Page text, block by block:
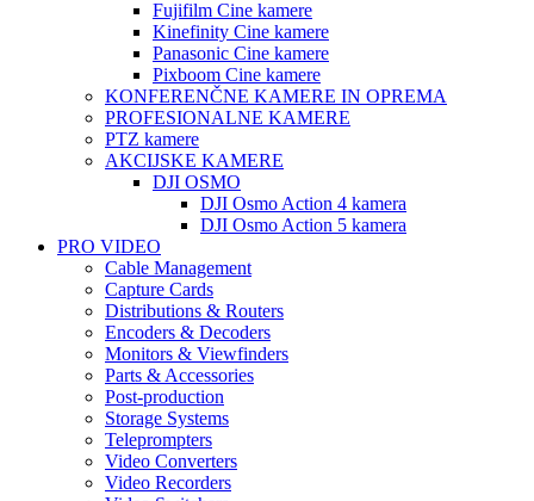
Fujifilm Cine kamere
Kinefinity Cine kamere
Panasonic Cine kamere
Pixboom Cine kamere
KONFERENČNE KAMERE IN OPREMA
PROFESIONALNE KAMERE
PTZ kamere
AKCIJSKE KAMERE
DJI OSMO
DJI Osmo Action 4 kamera
DJI Osmo Action 5 kamera
PRO VIDEO
Cable Management
Capture Cards
Distributions & Routers
Encoders & Decoders
Monitors & Viewfinders
Parts & Accessories
Post-production
Storage Systems
Teleprompters
Video Converters
Video Recorders